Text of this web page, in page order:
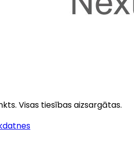
. Visas tiesības aizsargātas.